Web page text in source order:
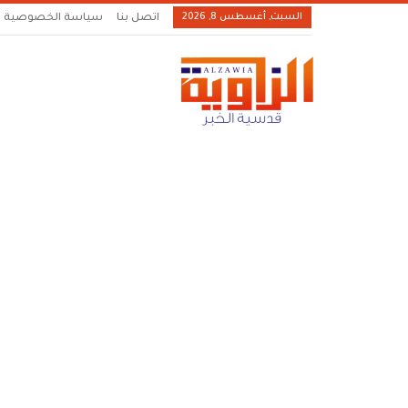
السبت, أغسطس 8, 2026 اتصل بنا سياسة الخصوصية